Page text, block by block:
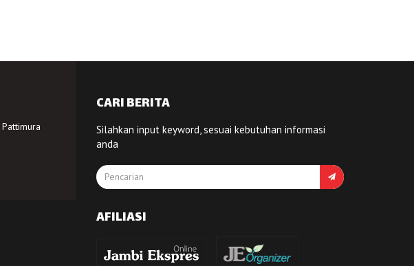
CARI BERITA
Silahkan input keyword, sesuai kebutuhan informasi
anda
AFILIASI